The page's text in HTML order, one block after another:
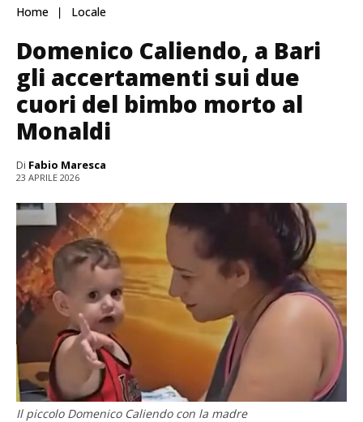
Home Locale
Domenico Caliendo, a Bari
gli accertamenti sui due
cuori del bimbo morto al
Monaldi
Di Fabio Maresca
23 APRILE 2026
Il piccolo Domenico Caliendo con la madre